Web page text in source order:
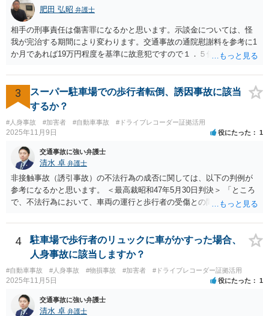
と、過失運転致傷罪に問われる可能性もあります。 これらのことを
前提に、今後の対応を検討するとすれば、例えば、以下のような対応
が考えられます。 ① お姉様は足の小指を骨折されており、今回の事故
の被害者にあたります（お姉様が被害者の人身事故）。そして、自動
車の運転手は、お姉様に怪我をさせ、救護•警察への報告をせずに事故
安になり過ぎることはないでしょう）。 ② そのため、自動車の運転手
を被疑者として警察は必要な捜査を行い、検察庁に事件を送致するも
ょう。 ③ さらに、自動車の運転手の所在が明らかとなった場合、自動
をしっかりとしてもらうべきでしょう（運転手から渡された２万円は
損害賠償の一部としてもらっておいて特に問題はないかと思いま
す）。 ③ ご自身での対応が難しければ、お住まいの地域等の弁護士に
相談•依頼し、事故相手との示談交渉等をしてもらうこともご検討くだ
さい。 ④ お姉様又はお姉様のご家族（同居，別居を問いません）が加
士費用特約がついているか否か確認してみて下さい。自転車に乗って
いる際に交通事故に遭った場合にも適用がある場合があります。 弁
護士費用特約がついている場合、相談料や依頼する弁護士費用を弁護
士費用特約から支払ってもらえます。
肥田 弘昭 弁護士
相手の刑事責任は傷害罪になるかと思います。示談金については、怪
我が完治する期間により変わります。交通事故の通院慰謝料を参考に1
か月であれば19万円程度を基準に故意犯ですので１．５倍か2倍程度す
上がるかと思います。ご参考にしてください。
3
スーパー駐車場での歩行者転倒、誘因事故に該当
するか？
#人身事故 #加害者 #自動車事故 #ドライブレコーダー証拠活用
2025年11月9日 役にたった 1
交通事故に強い弁護士
清水 卓 弁護士
非接触事故（誘引事故）の不法行為の成否に関しては、以下の判例が
参考になるかと思います。 ＜最高裁昭和47年5月30日判決＞ 「ところ
で、不法行為において、車両の運行と歩行者の受傷との間に相当因果
車両が衝突した物体等がさらに被害者に接触したりするときが普通で
あるが、これに限られるものではなく、このような接触がないときで
あつても、車両の運行が被害者の予測を裏切るような常軌を逸したも
のであつて、歩行者がこれによつて危難を避けるべき方法を見失い転
倒して受傷するなど、衝突にも比すべき事態によつて傷害が生じた場
合には、その運行と歩行者の受傷との間に相当因果関係を認めるのが
相当である。」 → この判例の考え方からしますと、あなたのご事案で
は、歩行者側の予想を裏切るような運行をしてないこと、歩行者側が
4
駐車場で歩行者のリュックに車がかすった場合、
人身事故に該当しますか？
#自動車事故 #人身事故 #物損事故 #加害者 #ドライブレコーダー証拠活用
2025年11月5日 役にたった 1
交通事故に強い弁護士
清水 卓 弁護士